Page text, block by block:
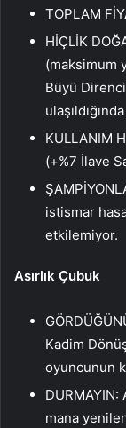
TOPLAM
HİÇLİK
(maksimum
Büyü
KULLANIM
(+%7 İlave
istismar
etkilemiyor.
Asırlık Çubuk
Kadim
oyuncunun
DURMAYIN:
mana